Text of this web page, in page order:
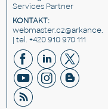
Services Partner
KONTAKT:
| tel. +420 910 970 111